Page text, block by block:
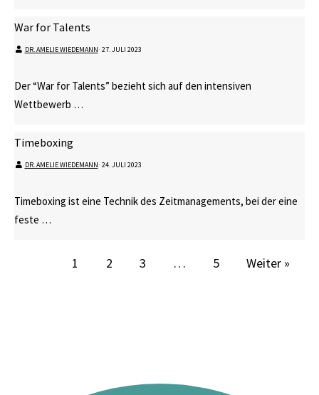
War for Talents
DR. AMELIE WIEDEMANN⋅ 27. JULI 2023
Der “War for Talents” bezieht sich auf den intensiven
Wettbewerb …
Timeboxing
DR. AMELIE WIEDEMANN⋅ 24. JULI 2023
Timeboxing ist eine Technik des Zeitmanagements, bei der eine
feste …
1 2 3 … 5 Weiter »